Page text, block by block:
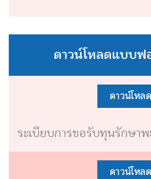
ดาวน์โหลดแบบฟ
ดาวน์โหลด
ระเบียบการขอรับทุนรักษา
ดาวน์โหลด